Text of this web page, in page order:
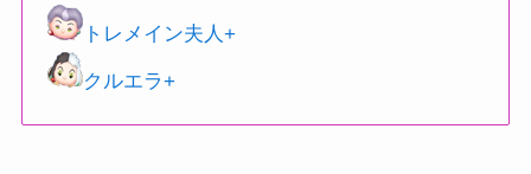
トレメイン夫人+
クルエラ+